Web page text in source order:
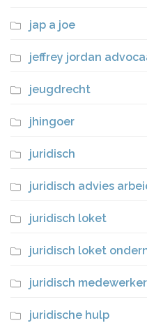
jap a joe
jeffrey jordan
jeugdrecht
jhingoer
juridisch
juridisch advies
juridisch loket
juridisch loket
juridisch medewerker
juridische hulp